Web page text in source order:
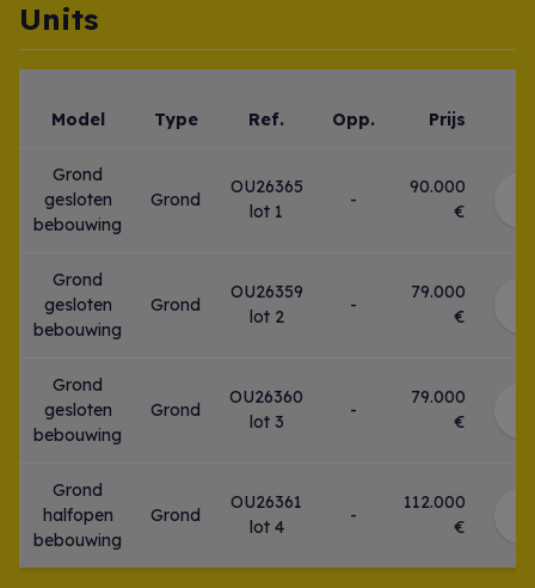
Units
Model Type Ref. Opp. Prijs
Grond
gesloten
bebouwing
Grond
OU26365
lot 1
-
90.000
€
Grond
gesloten
bebouwing
Grond
OU26359
lot 2
-
79.000
€
Grond
gesloten
bebouwing
Grond
OU26360
lot 3
-
79.000
€
Grond
halfopen
bebouwing
Grond
OU26361
lot 4
-
112.000
€